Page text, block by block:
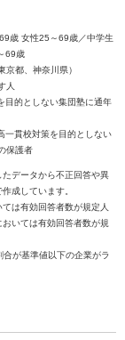
歳 女性25～69歳／中学生
69歳
京都、神奈川県）
人
目的としない集団塾に通年
一貫校対策を目的としない
保護者
データから不正回答や異
成しています。
は有効回答者数が規定人
いては有効回答者数が規
が基準値以下の企業がラ